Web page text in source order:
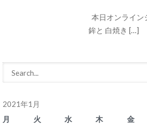
本日オンライン
鉾と 白焼き […]
2021年1月
月
火 水 木 金